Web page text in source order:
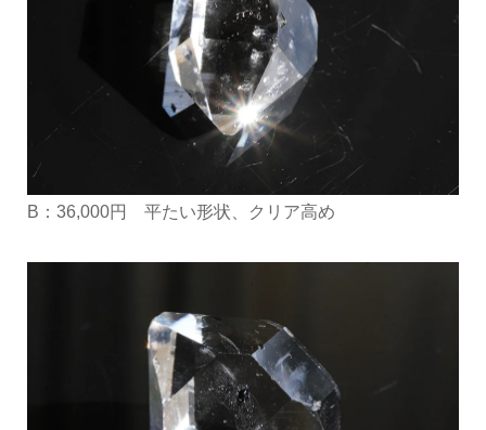
B：36,000円 平たい形状、クリア高め